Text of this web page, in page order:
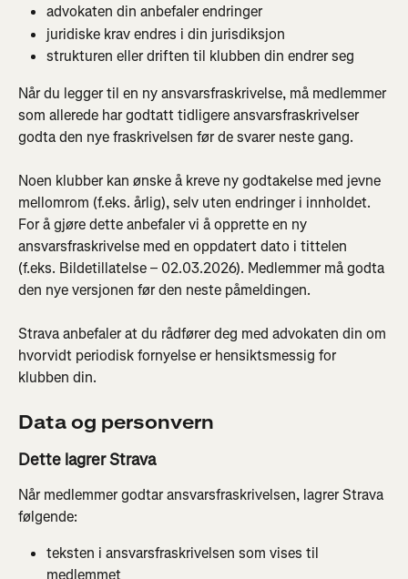
advokaten din anbefaler endringer
juridiske krav endres i din jurisdiksjon
strukturen eller driften til klubben din endrer seg
Når du legger til en ny ansvarsfraskrivelse, må medlemmer
som allerede har godtatt tidligere ansvarsfraskrivelser
godta den nye fraskrivelsen før de svarer neste gang.
Noen klubber kan ønske å kreve ny godtakelse med jevne
mellomrom (f.eks. årlig), selv uten endringer i innholdet.
For å gjøre dette anbefaler vi å opprette en ny
ansvarsfraskrivelse med en oppdatert dato i tittelen
(f.eks. Bildetillatelse – 02.03.2026). Medlemmer må godta
den nye versjonen før den neste påmeldingen.
Strava anbefaler at du rådfører deg med advokaten din om
hvorvidt periodisk fornyelse er hensiktsmessig for
klubben din.
Data og personvern
Dette lagrer Strava
Når medlemmer godtar ansvarsfraskrivelsen, lagrer Strava
følgende:
teksten i ansvarsfraskrivelsen som vises til
medlemmet